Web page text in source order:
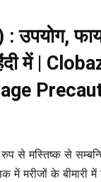
उपयोग,
में |
मस्तिष्क से
में मरीजों के